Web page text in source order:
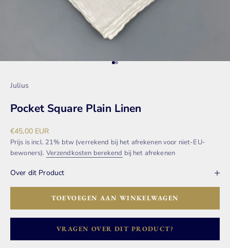
Naar artikel 1
Naar artikel 2
Julius
Pocket Square Plain Linen
Aanbiedingsprijs
€45,00 EUR
Prijs is incl. 21% btw (verrekend bij het afrekenen voor niet-EU-
bewoners). Verzendkosten berekend bij het afrekenen
Over dit Product
TOEVOEGEN AAN WINKELWAGEN
VRAGEN OVER DIT PRODUCT?